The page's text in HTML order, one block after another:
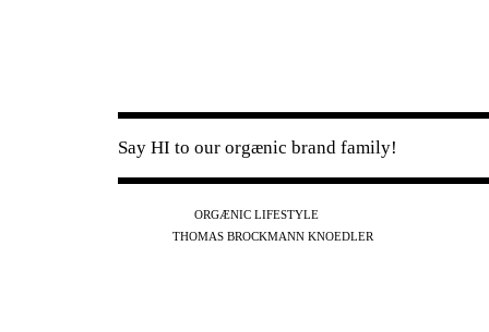
Say HI to our orgænic brand family!
ORGÆNIC LIFESTYLE
THOMAS BROCKMANN KNOEDLER